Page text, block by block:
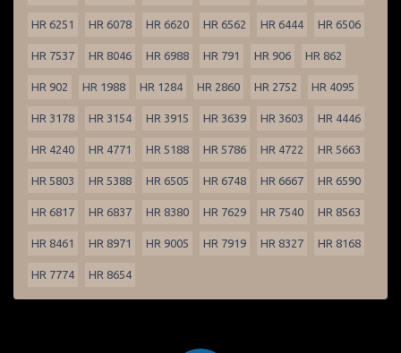
HR 6251 HR 6078 HR 6620 HR 6562 HR 6444 HR 6506
HR 7537 HR 8046 HR 6988 HR 791 HR 906 HR 862
HR 902 HR 1988 HR 1284 HR 2860 HR 2752 HR 4095
HR 3178 HR 3154 HR 3915 HR 3639 HR 3603 HR 4446
HR 4240 HR 4771 HR 5188 HR 5786 HR 4722 HR 5663
HR 5803 HR 5388 HR 6505 HR 6748 HR 6667 HR 6590
HR 6817 HR 6837 HR 8380 HR 7629 HR 7540 HR 8563
HR 8461 HR 8971 HR 9005 HR 7919 HR 8327 HR 8168
HR 7774 HR 8654